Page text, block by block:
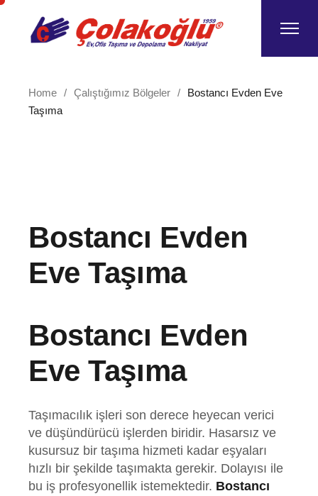
Skip
content
Home Çalıştığımız Bölgeler
Bostancı Evden Eve
Taşıma
Bostancı Evden
Eve Taşıma
Bostancı Evden
Eve Taşıma
Taşımacılık işleri son derece heyecan verici
ve düşündürücü işlerden biridir. Hasarsız ve
kusursuz bir taşıma hizmeti kadar eşyaları
hızlı bir şekilde taşımakta gerekir. Dolayısı ile
bu iş profesyonellik istemektedir. Bostancı